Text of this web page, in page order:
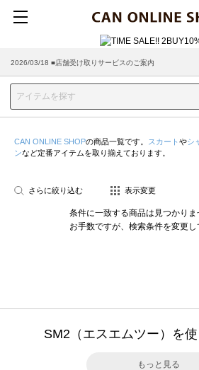
2026/03/18 ■店舗受け取りサービスのご案内
CAN ONLINE SHOPの商品一覧です。 スカート やシ
ンなど定番アイテムを取り揃えております。
さらに絞り込む 表示変更
条件に一致する商品は見つかりま
お手数ですが、検索条件を変更し
SM2（エスエムツー）を
もっと見る